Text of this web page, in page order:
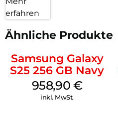
erfahren
Ähnliche Produkte
Samsung Galaxy
S25 256 GB Navy
958,90 €
inkl. MwSt.